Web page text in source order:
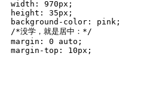
width : 970px ;
height : 35px ;
background-color : pink ;
/*没学，就是居中：*/
margin : 0 auto ;
margin-top : 10px ;